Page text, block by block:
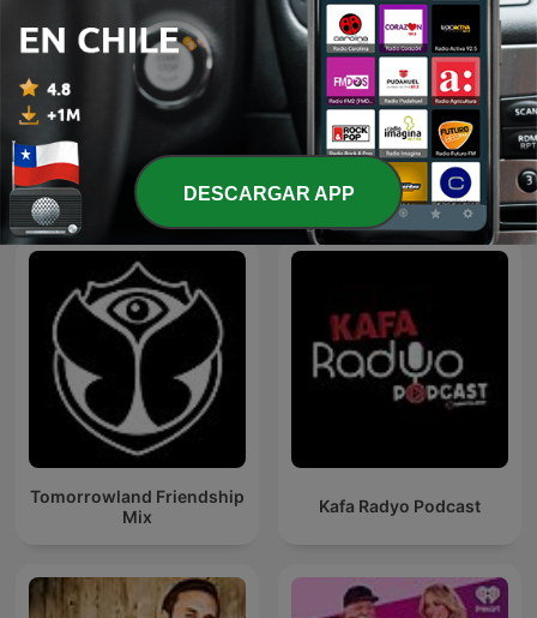
Sonido de Lluvia, Lluvia
Relajante, Lluvia Suave,
Descanso Con Lluvia
MIX REGGAETON
(DJERW1N)
Más podcasts internacionales de Música
Tomorrowland Friendship
Mix
Kafa Radyo Podcast
DESCARGAR APP